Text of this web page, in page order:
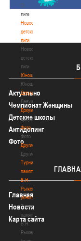
О
лиге
Новости
детской
лиги
Новости
детской
лиги
Юноши
Юноши
Девушки
Девушки
Документы
Документы
Фото
Фото
Другие
Другие
Турнир
памяти
В.Н.
Рыженкова
(юноши)
Турнир
памяти
В.Н.
Рыженкова
Актуально
Чемпионат Женщины
Детские школы
Антидопинг
Фото
Главная
Новости
Карта сайта